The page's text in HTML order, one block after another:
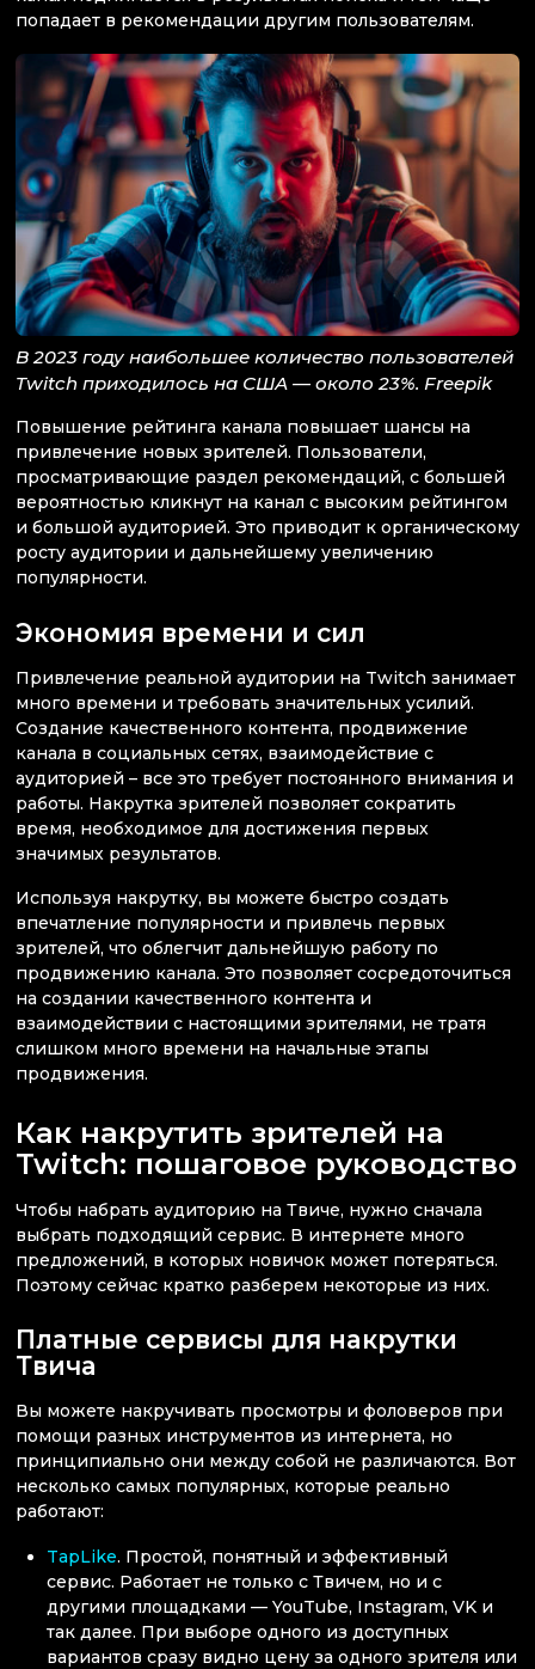
попадает в рекомендации другим пользователям.
В 2023 году наибольшее количество пользователей
Twitch приходилось на США — около 23%. Freepik
Повышение рейтинга канала повышает шансы на
привлечение новых зрителей. Пользователи,
просматривающие раздел рекомендаций, с большей
вероятностью кликнут на канал с высоким рейтингом
и большой аудиторией. Это приводит к органическому
росту аудитории и дальнейшему увеличению
популярности.
Экономия времени и сил
Привлечение реальной аудитории на Twitch занимает
много времени и требовать значительных усилий.
Создание качественного контента, продвижение
канала в социальных сетях, взаимодействие с
аудиторией – все это требует постоянного внимания и
работы. Накрутка зрителей позволяет сократить
время, необходимое для достижения первых
значимых результатов.
Используя накрутку, вы можете быстро создать
впечатление популярности и привлечь первых
зрителей, что облегчит дальнейшую работу по
продвижению канала. Это позволяет сосредоточиться
на создании качественного контента и
взаимодействии с настоящими зрителями, не тратя
слишком много времени на начальные этапы
продвижения.
Как накрутить зрителей на
Twitch: пошаговое руководство
Чтобы набрать аудиторию на Твиче, нужно сначала
выбрать подходящий сервис. В интернете много
предложений, в которых новичок может потеряться.
Поэтому сейчас кратко разберем некоторые из них.
Платные сервисы для накрутки
Твича
Вы можете накручивать просмотры и фоловеров при
помощи разных инструментов из интернета, но
принципиально они между собой не различаются. Вот
несколько самых популярных, которые реально
работают:
TapLike. Простой, понятный и эффективный
сервис. Работает не только с Твичем, но и с
другими площадками — YouTube, Instagram, VK и
так далее. При выборе одного из доступных
вариантов сразу видно цену за одного зрителя или